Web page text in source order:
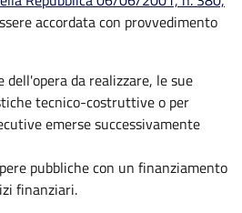
accordata con provvedimento
dell'opera da realizzare, le sue
tecnico-costruttive o per
emerse successivamente
pubbliche con un finanziamento
finanziari.